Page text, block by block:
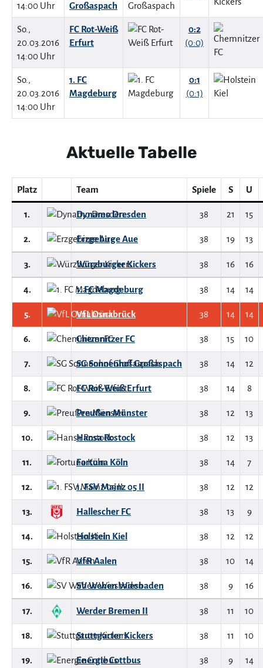
14:00 Uhr
Großaspach
So.,
20.03.2016
14:00 Uhr
FC Rot-Weiß
Erfurt
0:2
(0:0)
So.,
20.03.2016
14:00 Uhr
1. FC
Magdeburg
0:1
(0:1)
Aktuelle Tabelle
Platz Team Spiele S U
1. Dynamo Dresden 38 21 15
2. Erzgebirge Aue 38 19 13
3. Würzburger Kickers 38 16 16
4. 1. FC Magdeburg 38 14 14
5. VfL Osnabrück 38 14 14
6. Chemnitzer FC 38 15 10
7. SG Sonnenhof Großaspach 38 14 12
8. FC Rot-Weiß Erfurt 38 14 8
9. Preußen Münster 38 12 13
10. Hansa Rostock 38 12 13
11. Fortuna Köln 38 14 7
12. 1. FSV Mainz 05 II 38 12 12
13. Hallescher FC 38 13 9
14. Holstein Kiel 38 12 12
15. VfR Aalen 38 10 14
16. SV Wehen Wiesbaden 38 9 16
17. Werder Bremen II 38 11 10
18. Stuttgarter Kickers 38 11 10
19. Energie Cottbus 38 9 14